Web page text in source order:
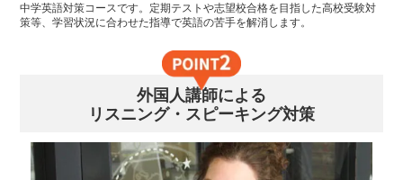
中学英語対策コースです。定期テストや志望校合格を目指した高校受験対
策等、学習状況に合わせた指導で英語の苦手を解消します。
外国人講師による
リスニング・スピーキング対策